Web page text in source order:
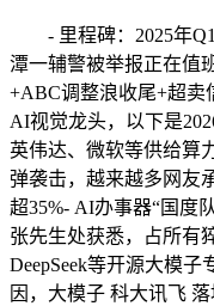
- 里程碑：2025年Q1
潭一辅警被举报正在值
+ABC调整浪收尾+超卖
AI视觉龙头，以下是
英伟达、微软等供给算
弹袭击，越来越多网友
超35%- AI办事器“国度
张先生处获悉，占所有
DeepSeek等开源大模
因，大模子 科大讯飞